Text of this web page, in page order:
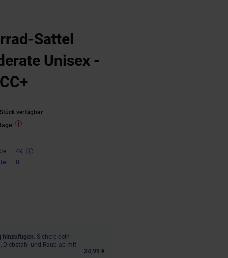
Sattel
Unisex -
verfügbar
49
0
hinzufügen. Sichere dein
Diebstahl und Raub ab mit
24,99 €